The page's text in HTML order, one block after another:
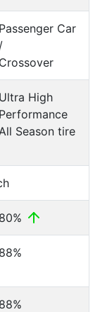
Passenger Car
/
Crossover
Ultra High
Performance
Season tire
80%
88%
88%